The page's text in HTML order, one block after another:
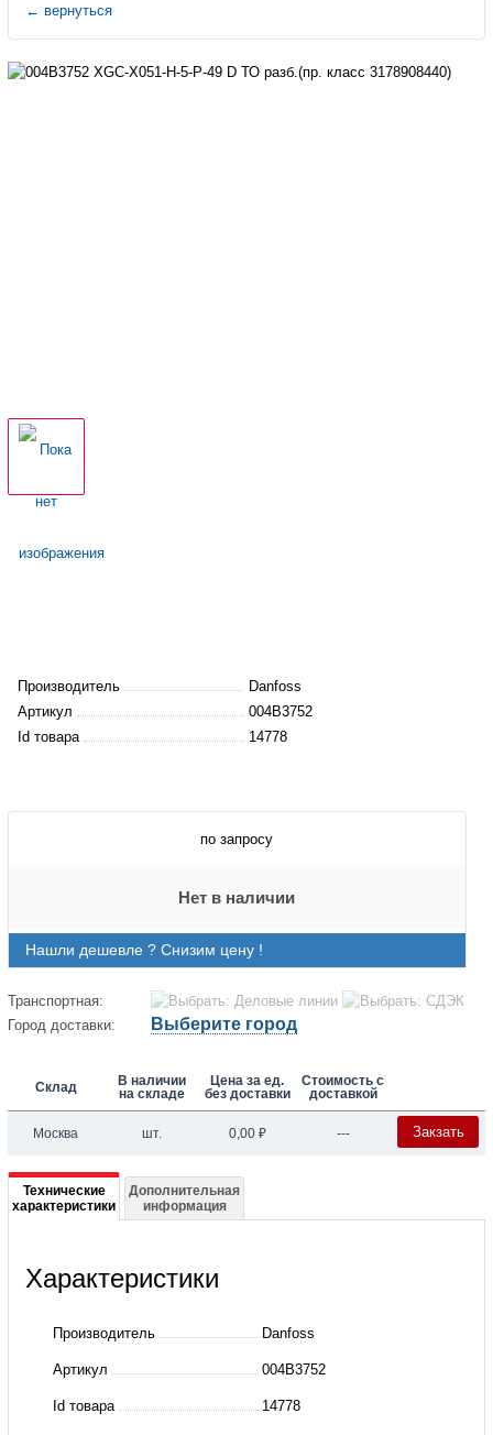
← вернуться
Производитель
Danfoss
Артикул
004B3752
Id товара
14778
по запросу
Нет в наличии
Нашли дешевле ? Снизим цену !
Транспортная:
Город доставки:
Выберите город
Склад
В наличии
на складе
Цена за ед.
без доставки
Стоимость с
доставкой
Москва шт. 0,00 ₽ --- Закзать
Подробная
информация
004B3752
Технические
характеристики
Дополнительная
информация
Характеристики
Производитель Danfoss
Артикул 004B3752
Id товара 14778